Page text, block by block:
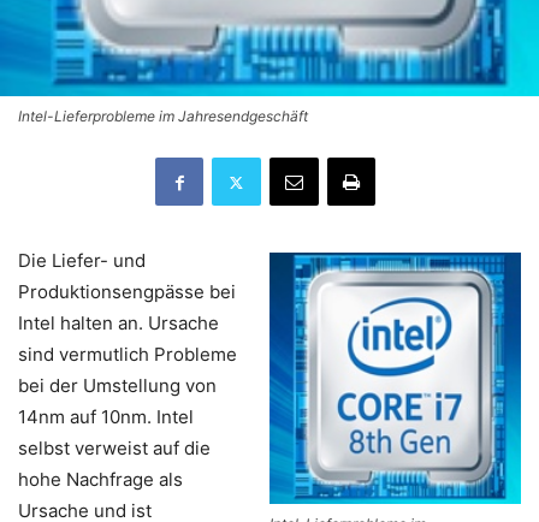
Intel-Lieferprobleme im Jahresendgeschäft
Die Liefer- und
Produktionsengpässe bei
Intel halten an. Ursache
sind vermutlich Probleme
bei der Umstellung von
14nm auf 10nm. Intel
selbst verweist auf die
hohe Nachfrage als
Ursache und ist